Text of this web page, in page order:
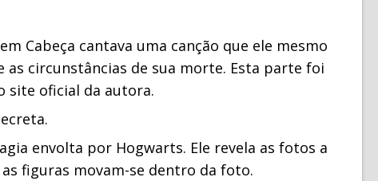
Cabeça cantava uma canção que ele mesmo
as circunstâncias de sua morte. Esta parte foi
site oficial da autora.
envolta por Hogwarts. Ele revela as fotos a
figuras movam-se dentro da foto.